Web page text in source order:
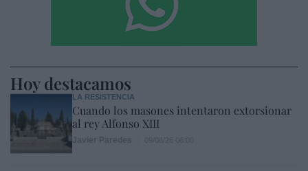
Hoy destacamos
LA RESISTENCIA
Cuando los masones intentaron extorsionar
al rey Alfonso XIII